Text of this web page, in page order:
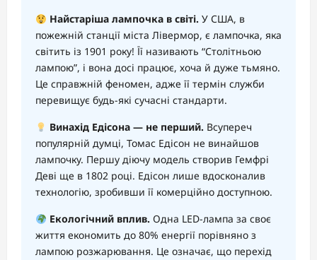
Найстаріша лампочка в світі. У США, в
пожежній станції міста Лівермор, є лампочка, яка
світить із 1901 року! Її називають “Столітньою
лампою”, і вона досі працює, хоча й дуже тьмяно.
Це справжній феномен, адже її термін служби
перевищує будь-які сучасні стандарти.
Винахід Едісона — не перший. Всупереч
популярній думці, Томас Едісон не винайшов
лампочку. Першу діючу модель створив Гемфрі
Деві ще в 1802 році. Едісон лише вдосконалив
технологію, зробивши її комерційно доступною.
Екологічний вплив. Одна LED-лампа за своє
життя економить до 80% енергії порівняно з
лампою розжарювання. Це означає, що перехід